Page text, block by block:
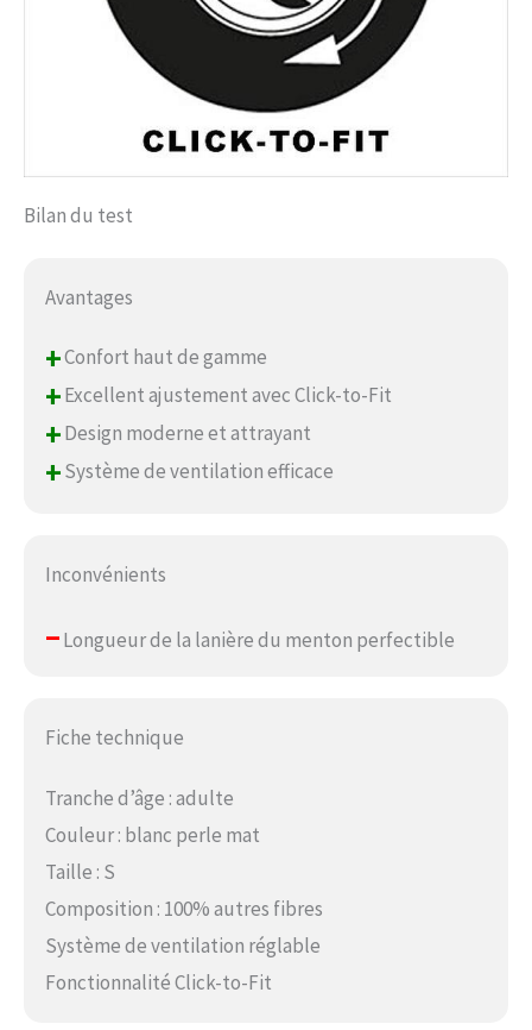
Bilan du test
Avantages
+Confort haut de gamme
+Excellent ajustement avec Click-to-Fit
+Design moderne et attrayant
+Système de ventilation efficace
Inconvénients
–Longueur de la lanière du menton perfectible
Fiche technique
Tranche d’âge : adulte
Couleur : blanc perle mat
Taille : S
Composition : 100% autres fibres
Système de ventilation réglable
Fonctionnalité Click-to-Fit